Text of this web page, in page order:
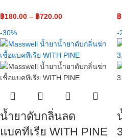
฿180.00 – ฿720.00 ฿
-30%
น้ำยาดับกลิ่นลด
แบคทีเรีย WITH PINE
-